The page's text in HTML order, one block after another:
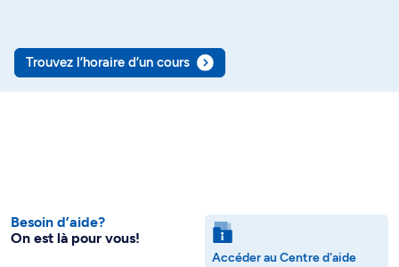
Trouvez l’horaire d’un cours
Besoin d’aide?
On est là pour vous!
Accéder au Centre d'aide